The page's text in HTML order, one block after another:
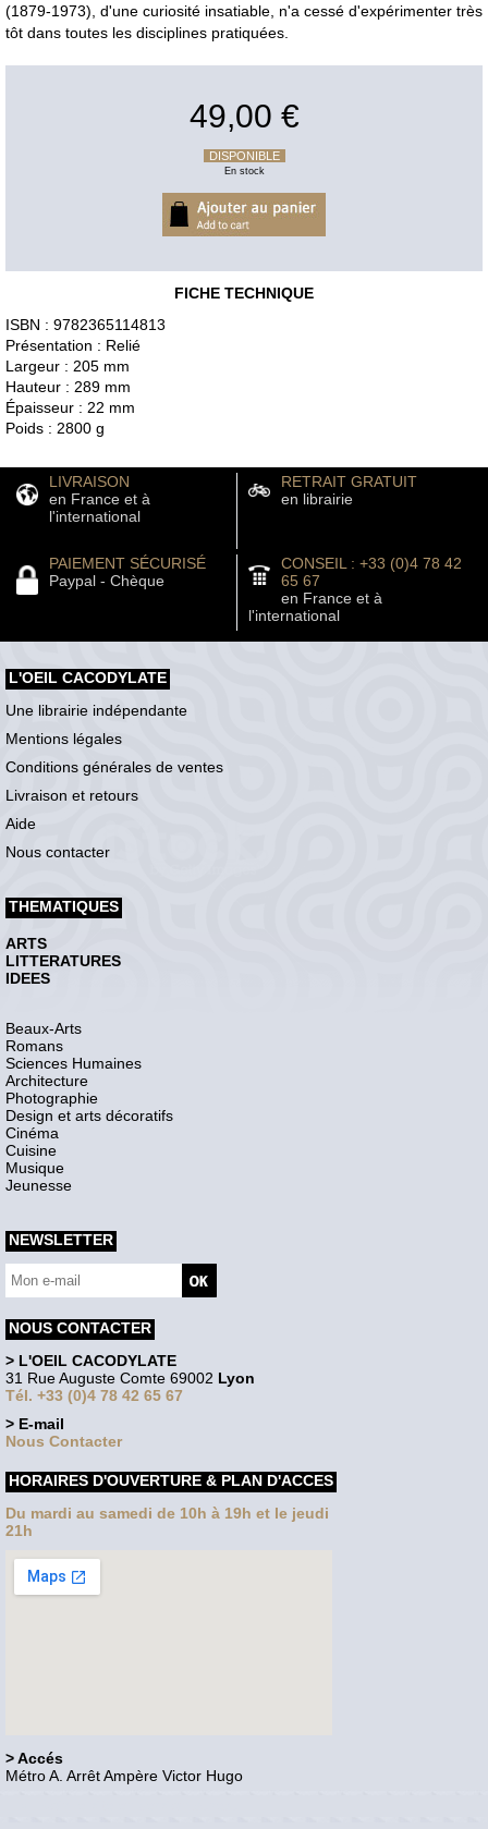
(1879-1973), d'une curiosité insatiable, n'a cessé d'expérimenter très
tôt dans toutes les disciplines pratiquées.
49,00 €
DISPONIBLE
En stock
FICHE TECHNIQUE
ISBN : 9782365114813
Présentation : Relié
Largeur : 205 mm
Hauteur : 289 mm
Épaisseur : 22 mm
Poids : 2800 g
LIVRAISON
en France et à
l'international
RETRAIT GRATUIT
en librairie
PAIEMENT SÉCURISÉ
Paypal - Chèque
CONSEIL : +33 (0)4 78 42
65 67
en France et à
l'international
L'OEIL CACODYLATE
Une librairie indépendante
Mentions légales
Conditions générales de ventes
Livraison et retours
Aide
Nous contacter
THEMATIQUES
ARTS
LITTERATURES
IDEES
Beaux-Arts
Romans
Sciences Humaines
Architecture
Photographie
Design et arts décoratifs
Cinéma
Cuisine
Musique
Jeunesse
NEWSLETTER
NOUS CONTACTER
> L'OEIL CACODYLATE
31 Rue Auguste Comte 69002 Lyon
Tél. +33 (0)4 78 42 65 67
> E-mail
Nous Contacter
HORAIRES D'OUVERTURE & PLAN D'ACCES
Du mardi au samedi de 10h à 19h et le jeudi
21h
> Accés
Métro A. Arrêt Ampère Victor Hugo